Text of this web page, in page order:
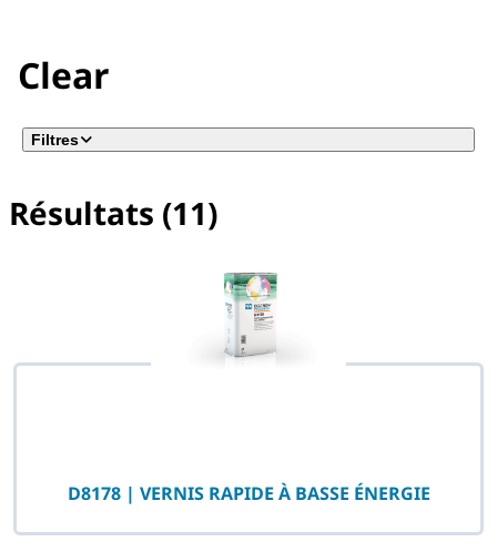
Clear
Filtres
Résultats (11)
D8178 | VERNIS RAPIDE À BASSE ÉNERGIE